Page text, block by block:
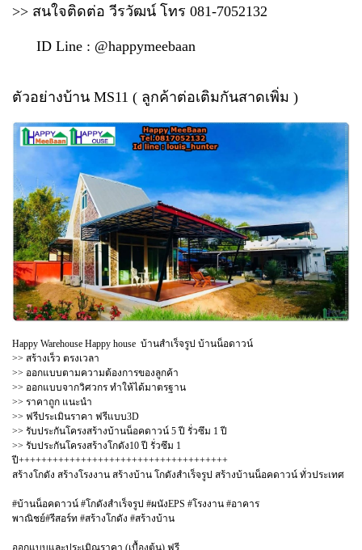
>> สนใจติดต่อ วีรวัฒน์ โทร 081-7052132
ID Line : @happymeebaan
ตัวอย่างบ้าน MS11 ( ลูกค้าต่อเติมกันสาดเพิ่ม )
Happy Warehouse Happy house บ้านสำเร็จรูป บ้านน็อดาวน์
>> สร้างเร็ว ตรงเวลา
>> ออกแบบตามความต้องการของลูกค้า
>> ออกแบบจากวิศวกร ทำให้ได้มาตรฐาน
>> ราคาถูก แนะนำ
>> ฟรีประเมินราคา ฟรีแบบ3D
>> รับประกันโครงสร้างบ้านน็อคดาวน์ 5 ปี รั่วซึม 1 ปี
>> รับประกันโครงสร้างโกดัง10 ปี รั่วซึม 1
ปี+++++++++++++++++++++++++++++++++++++
สร้างโกดัง สร้างโรงงาน สร้างบ้าน โกดังสำเร็จรูป สร้างบ้านน็อคดาวน์ ทั่วประเทศ
#บ้านน็อคดาวน์ #โกดังสำเร็จรูป #ผนังEPS #โรงงาน #อาคาร
พาณิชย์#รีสอร์ท #สร้างโกดัง #สร้างบ้าน